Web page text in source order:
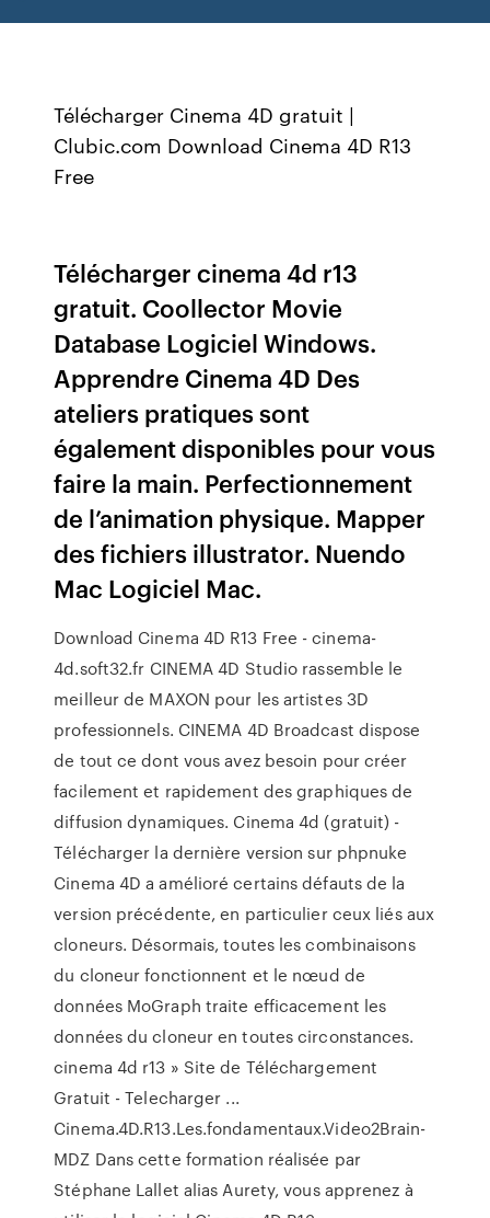
Télécharger Cinema 4D gratuit |
Clubic.com Download Cinema 4D R13
Free
Télécharger cinema 4d r13
gratuit. Coollector Movie
Database Logiciel Windows.
Apprendre Cinema 4D Des
ateliers pratiques sont
également disponibles pour vous
faire la main. Perfectionnement
de l’animation physique. Mapper
des fichiers illustrator. Nuendo
Mac Logiciel Mac.
Download Cinema 4D R13 Free - cinema-
4d.soft32.fr CINEMA 4D Studio rassemble le
meilleur de MAXON pour les artistes 3D
professionnels. CINEMA 4D Broadcast dispose
de tout ce dont vous avez besoin pour créer
facilement et rapidement des graphiques de
diffusion dynamiques. Cinema 4d (gratuit) -
Télécharger la dernière version sur phpnuke
Cinema 4D a amélioré certains défauts de la
version précédente, en particulier ceux liés aux
cloneurs. Désormais, toutes les combinaisons
du cloneur fonctionnent et le nœud de
données MoGraph traite efficacement les
données du cloneur en toutes circonstances.
cinema 4d r13 » Site de Téléchargement
Gratuit - Telecharger ...
Cinema.4D.R13.Les.fondamentaux.Video2Brain-
MDZ Dans cette formation réalisée par
Stéphane Lallet alias Aurety, vous apprenez à